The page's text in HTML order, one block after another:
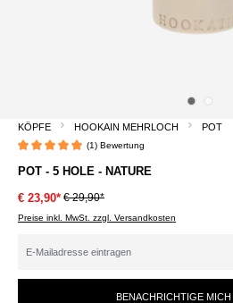
KÖPFE HOOKAIN MEHRLOCH POT
(1) Bewertung
POT - 5 HOLE - NATURE
€ 23,90* € 29,90*
Preise inkl. MwSt. zzgl. Versandkosten
BENACHRICHTIGE MICH